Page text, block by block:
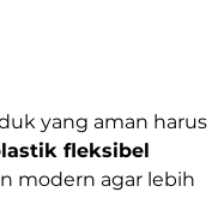
yang aman harus
fleksibel
modern agar lebih